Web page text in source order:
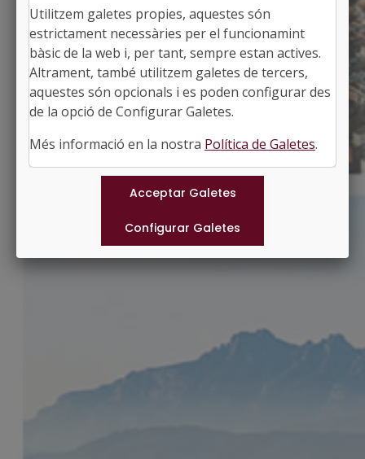
ESPONELLÀ
Alcalde: David Juan i Garganta
El Pla de l'Estany, Girona
Població: 446
Superfície: 16,26 km2
http://www.ddgi.cat/esponella
Municipis
Utilitzem galetes propies, aquestes són
estrictament necessàries per el funcionamint
bàsic de la web i, per tant, sempre estan actives.
Altrament, també utilitzem galetes de tercers,
aquestes són opcionals i es poden configurar des
de la opció de Configurar Galetes.
Més informació en la nostra Política de Galetes.